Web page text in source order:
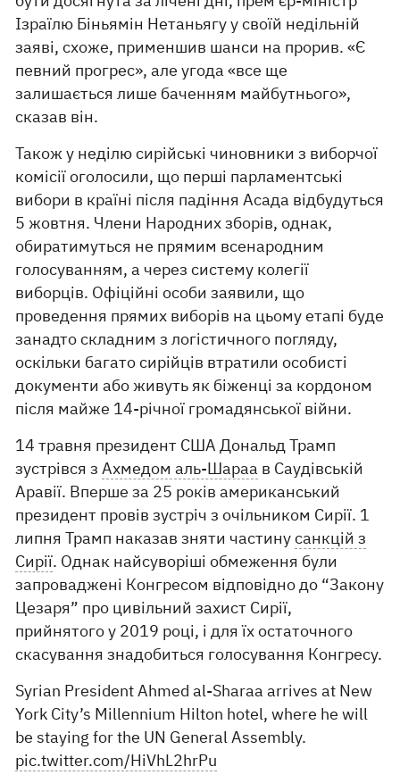
Ізраїлю Біньямін Нетаньягу у своїй недільній
заяві, схоже, применшив шанси на прорив. «Є
певний прогрес», але угода «все ще
залишається лише баченням майбутнього»,
сказав він.
Також у неділю сирійські чиновники з виборчої
комісії оголосили, що перші парламентські
вибори в країні після падіння Асада відбудуться
5 жовтня. Члени Народних зборів, однак,
обиратимуться не прямим всенародним
голосуванням, а через систему колегії
виборців. Офіційні особи заявили, що
проведення прямих виборів на цьому етапі буде
занадто складним з логістичного погляду,
оскільки багато сирійців втратили особисті
документи або живуть як біженці за кордоном
після майже 14-річної громадянської війни.
14 травня президент США Дональд Трамп
зустрівся зАхмедом аль-Шараа в Саудівській
Аравії. Вперше за 25 років американський
президент провів зустріч з очільником Сирії. 1
липня Трамп наказав зняти частинусанкцій з
Сирії. Однак найсуворіші обмеження були
запроваджені Конгресом відповідно до “Закону
Цезаря” про цивільний захист Сирії,
прийнятого у 2019 році, і для їх остаточного
скасування знадобиться голосування Конгресу.
Syrian President Ahmed al-Sharaa arrives at New
York City’s Millennium Hilton hotel, where he will
be staying for the UN General Assembly.
pic.twitter.com/HiVhL2hrPu